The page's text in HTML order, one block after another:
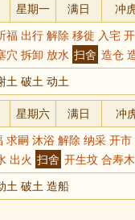
星期一 满日 冲
福 出行 解除 移徙 入宅
穴 拆卸 放水 扫舍 造仓
土 破土 动土
星期六 满日 冲
求嗣 沐浴 解除 纳采 开
出火 扫舍 开生坟 合寿
土 破土 造船